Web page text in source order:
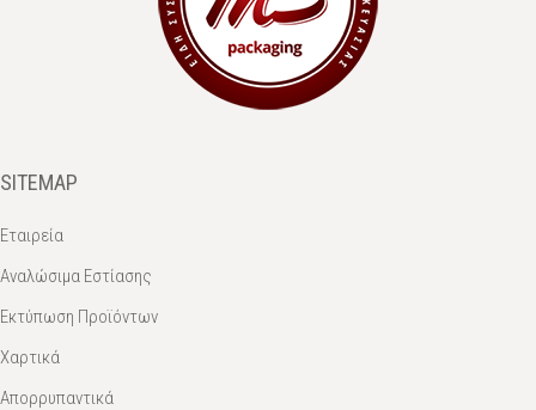
SITEMAP
Εταιρεία
Αναλώσιμα Εστίασης
Εκτύπωση Προϊόντων
Χαρτικά
Απορρυπαντικά